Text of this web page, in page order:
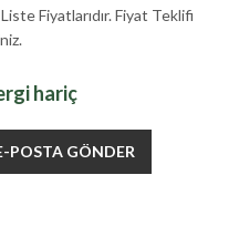
Fiyatlarıdır. Fiyat Teklifi
hariç